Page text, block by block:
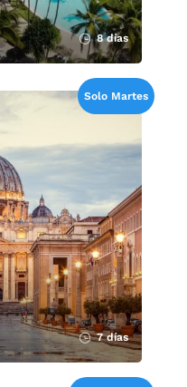
8 días
Solo Martes
7 días